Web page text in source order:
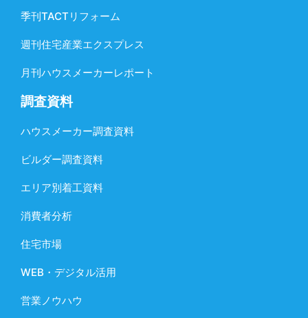
季刊TACTリフォーム
週刊住宅産業エクスプレス
月刊ハウスメーカーレポート
調査資料
ハウスメーカー調査資料
ビルダー調査資料
エリア別着工資料
消費者分析
住宅市場
WEB・デジタル活用
営業ノウハウ